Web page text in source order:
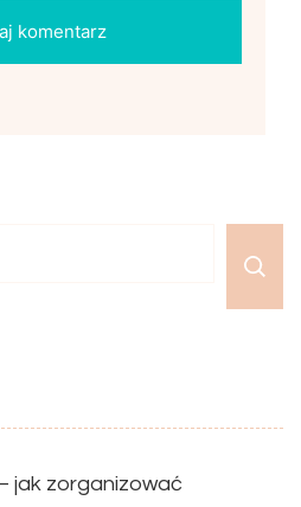
jak zorganizować